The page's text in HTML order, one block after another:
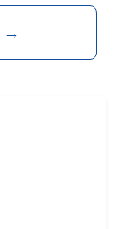
→